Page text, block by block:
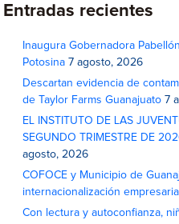
Entradas recientes
Inaugura Gobernadora
Potosina 7 agosto, 2026
Descartan evidencia de
de Taylor Farms Guanajuato 7
EL INSTITUTO DE LAS
SEGUNDO TRIMESTRE DE
agosto, 2026
COFOCE y Municipio de
internacionalización empresarial
Con lectura y autoconfianza,